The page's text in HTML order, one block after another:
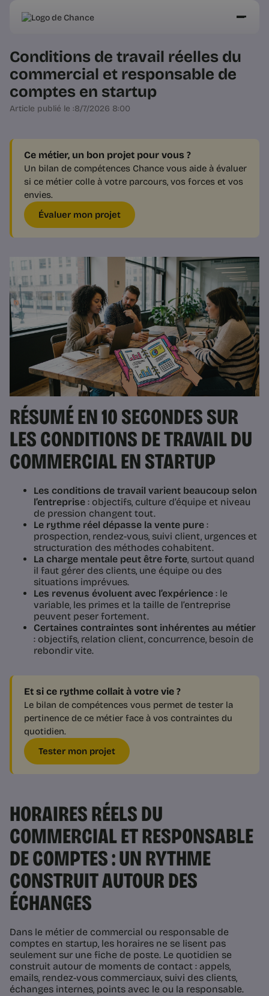
Conditions de travail réelles du
commercial et responsable de
comptes en startup
Article publié le :8/7/2026 8:00
Ce métier, un bon projet pour vous ?
Un bilan de compétences Chance vous aide à évaluer
si ce métier colle à votre parcours, vos forces et vos
envies.
Évaluer mon projet
RÉSUMÉ EN 10 SECONDES SUR
LES CONDITIONS DE TRAVAIL DU
COMMERCIAL EN STARTUP
Les conditions de travail varient beaucoup selon
l’entreprise : objectifs, culture d’équipe et niveau
de pression changent tout.
Le rythme réel dépasse la vente pure :
prospection, rendez-vous, suivi client, urgences et
structuration des méthodes cohabitent.
La charge mentale peut être forte, surtout quand
il faut gérer des clients, une équipe ou des
situations imprévues.
Les revenus évoluent avec l’expérience : le
variable, les primes et la taille de l’entreprise
peuvent peser fortement.
Certaines contraintes sont inhérentes au métier
: objectifs, relation client, concurrence, besoin de
rebondir vite.
Et si ce rythme collait à votre vie ?
Le bilan de compétences vous permet de tester la
pertinence de ce métier face à vos contraintes du
quotidien.
Tester mon projet
HORAIRES RÉELS DU
COMMERCIAL ET RESPONSABLE
DE COMPTES : UN RYTHME
CONSTRUIT AUTOUR DES
ÉCHANGES
Dans le métier de commercial ou responsable de
comptes en startup, les horaires ne se lisent pas
seulement sur une fiche de poste. Le quotidien se
construit autour de moments de contact : appels,
emails, rendez-vous commerciaux, suivi des clients,
échanges internes, points avec le ou la responsable.